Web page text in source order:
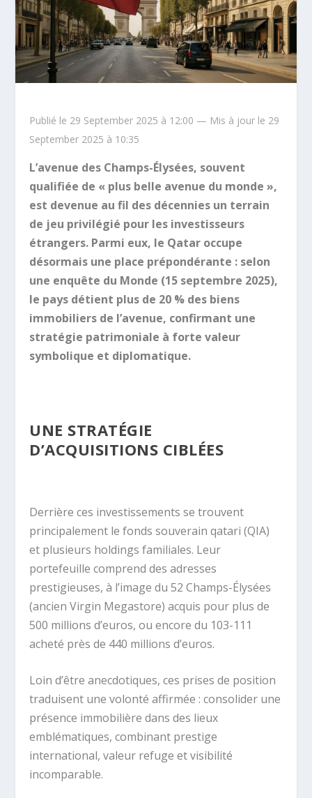
Publié le 29 September 2025 à 12:00 — Mis à jour le 29
September 2025 à 10:35
L’avenue des Champs-Élysées, souvent
qualifiée de « plus belle avenue du monde »,
est devenue au fil des décennies un terrain
de jeu privilégié pour les investisseurs
étrangers. Parmi eux, le Qatar occupe
désormais une place prépondérante : selon
une enquête du Monde (15 septembre 2025),
le pays détient plus de 20 % des biens
immobiliers de l’avenue, confirmant une
stratégie patrimoniale à forte valeur
symbolique et diplomatique.
UNE STRATÉGIE
D’ACQUISITIONS CIBLÉES
Derrière ces investissements se trouvent
principalement le fonds souverain qatari (QIA)
et plusieurs holdings familiales. Leur
portefeuille comprend des adresses
prestigieuses, à l’image du 52 Champs-Élysées
(ancien Virgin Megastore) acquis pour plus de
500 millions d’euros, ou encore du 103-111
acheté près de 440 millions d’euros.
Loin d’être anecdotiques, ces prises de position
traduisent une volonté affirmée : consolider une
présence immobilière dans des lieux
emblématiques, combinant prestige
international, valeur refuge et visibilité
incomparable.